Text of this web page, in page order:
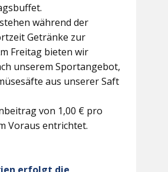
während der
Getränke zur
Freitag bieten wir
unserem Sportangebot,
aus unserer Saft
von 1,00 € pro
Voraus entrichtet.